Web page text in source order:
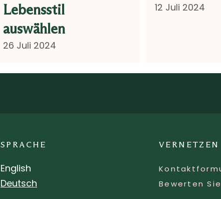
Lebensstil
auswählen
26 Juli 2024
12 Juli 2024
SPRACHE
English
Deutsch
VERNETZEN
Bewerten